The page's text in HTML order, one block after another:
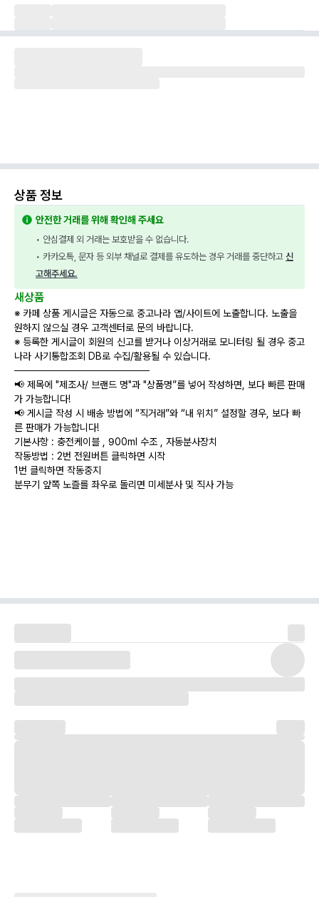
상품 정보
안전한 거래를 위해 확인해 주세요
• 안심결제 외 거래는 보호받을 수 없습니다.
• 카카오톡, 문자 등 외부 채널로 결제를 유도하는 경우 거래를 중단하고 신
고해주세요.
새상품
※ 카페 상품 게시글은 자동으로 중고나라 앱/사이트에 노출합니다. 노출을
원하지 않으실 경우 고객센터로 문의 바랍니다.
※ 등록한 게시글이 회원의 신고를 받거나 이상거래로 모니터링 될 경우 중고
나라 사기통합조회 DB로 수집/활용될 수 있습니다.
───────────────────
📢 제목에 "제조사/ 브랜드 명"과 "상품명”를 넣어 작성하면, 보다 빠른 판매
가 가능합니다!
📢 게시글 작성 시 배송 방법에 “직거래”와 “내 위치” 설정할 경우, 보다 빠
른 판매가 가능합니다!
기본사항 : 충전케이블 , 900ml 수조 , 자동분사장치
작동방법 : 2번 전원버튼 클릭하면 시작
1번 클릭하면 작동중지
분무기 앞쪽 노즐를 좌우로 돌리면 미세분사 및 직사 가능